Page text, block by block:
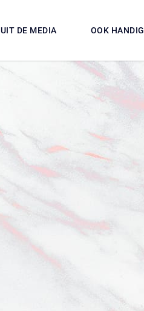
UIT DE MEDIA OOK HANDIG